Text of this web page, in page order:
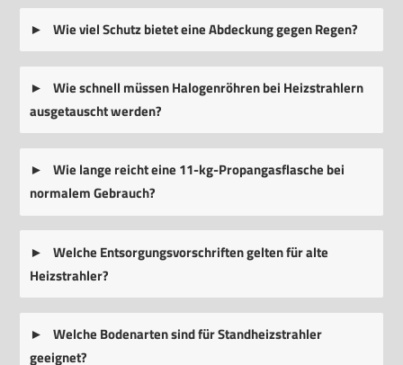
Wie viel Schutz bietet eine Abdeckung gegen Regen?
Wie schnell müssen Halogenröhren bei Heizstrahlern
ausgetauscht werden?
Wie lange reicht eine 11-kg-Propangasflasche bei
normalem Gebrauch?
Welche Entsorgungsvorschriften gelten für alte
Heizstrahler?
Welche Bodenarten sind für Standheizstrahler
geeignet?